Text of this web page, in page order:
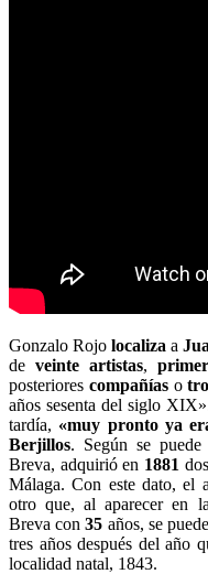
Gonzalo Rojolocaliza a
de veinte artistas,
posteriores compañíaso
años sesenta del siglo
tardía, «muy pronto ya
Berjillos. Según se
Breva, adquirió en 1881
Málaga. Con este dato, el
otro que, al aparecer en
Breva con35 años, se puede
tres años después del año
localidad natal, 1843.